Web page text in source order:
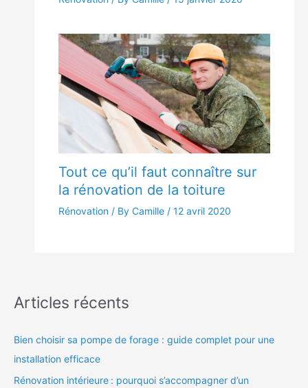
Tout ce qu’il faut connaître sur
la rénovation de la toiture
Rénovation / By Camille / 12 avril 2020
Articles récents
Bien choisir sa pompe de forage : guide complet pour une
installation efficace
Rénovation intérieure : pourquoi s’accompagner d’un